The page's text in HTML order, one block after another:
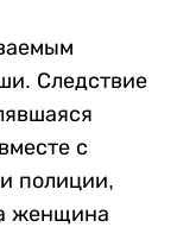
Следствие
с
полиции,
женщина